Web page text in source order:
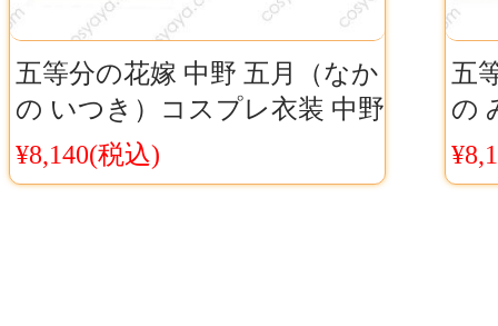
五等分の花嫁 中野 五月（なか
の いつき）コスプレ衣装 中野
家 五姉妹 五月 制服
¥8,140(税込)
五
の
五